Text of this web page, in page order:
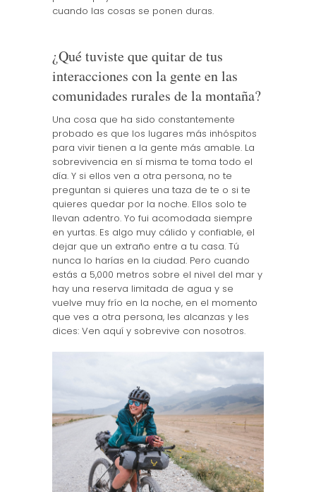
cuando las cosas se ponen duras.
¿Qué tuviste que quitar de tus
interacciones con la gente en las
comunidades rurales de la montaña?
Una cosa que ha sido constantemente
probado es que los lugares más inhóspitos
para vivir tienen a la gente más amable. La
sobrevivencia en sí misma te toma todo el
día. Y si ellos ven a otra persona, no te
preguntan si quieres una taza de te o si te
quieres quedar por la noche. Ellos solo te
llevan adentro. Yo fui acomodada siempre
en yurtas. Es algo muy cálido y confiable, el
dejar que un extraño entre a tu casa. Tú
nunca lo harías en la ciudad. Pero cuando
estás a 5,000 metros sobre el nivel del mar y
hay una reserva limitada de agua y se
vuelve muy frío en la noche, en el momento
que ves a otra persona, les alcanzas y les
dices: Ven aquí y sobrevive con nosotros.